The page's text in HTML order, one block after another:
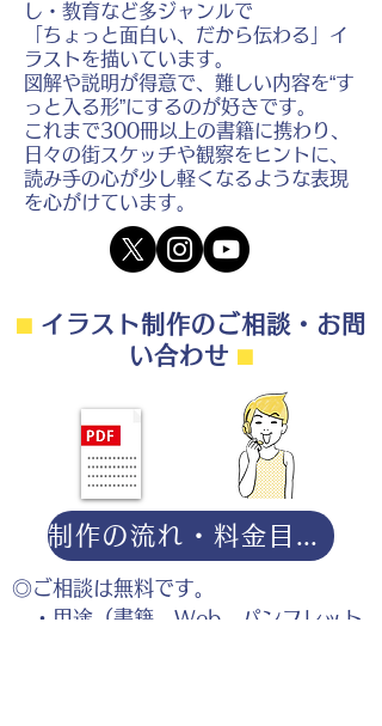
し・教育など多ジャンルで
「ちょっと面白い、だから伝わる」イ
ラストを描いています。
図解や説明が得意で、難しい内容を“す
っと入る形”にするのが好きです。
これまで300冊以上の書籍に携わり、
日々の街スケッチや観察をヒントに、
読み手の心が少し軽くなるような表現
を心がけています。
⬛︎イラスト制作のご相談・お問
い合わせ ⬛︎
◎ご相談は無料です。
・用途（書籍、Web、パンフレット